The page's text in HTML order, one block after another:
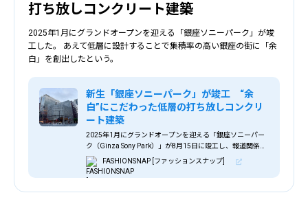
打ち放しコンクリート建築
2025年1月にグランドオープンを迎える「銀座ソニーパーク」が竣
工した。 あえて低層に設計することで集積率の高い銀座の街に「余
白」を創出したという。
新生「銀座ソニーパーク」が竣工 “余
白”にこだわった低層の打ち放しコンクリ
ート建築
2025年1月にグランドオープンを迎える「銀座ソニーパー
ク（Ginza Sony Park）」が8月15日に竣工し、報道関係者
に披露された。
FASHIONSNAP [ファッションスナップ]